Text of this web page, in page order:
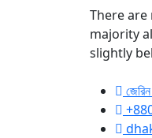
There
majority
slightly